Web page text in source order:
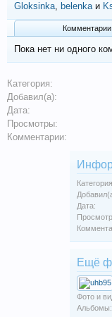
Gloksinka, belenkaи
Комментарии
Пока нет ни одного
Категория:
Добавил(а):
Дата:
Просмотры:
Комментарии:
Дата:
Ещё
Фото и
Альбомы: